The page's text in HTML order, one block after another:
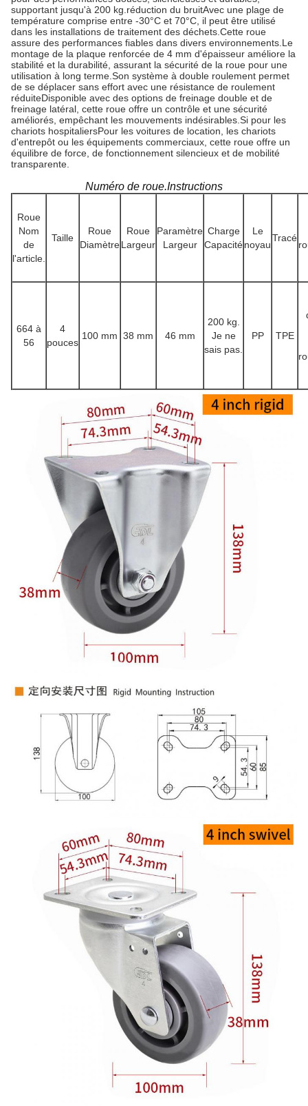
supportant jusqu'à 200 kg.réduction du bruitAvec une plage de
température comprise entre -30°C et 70°C, il peut être utilisé
dans les installations de traitement des déchets.Cette roue
assure des performances fiables dans divers environnements.Le
montage de la plaque renforcée de 4 mm d'épaisseur améliore la
stabilité et la durabilité, assurant la sécurité de la roue pour une
utilisation à long terme.Son système à double roulement permet
de se déplacer sans effort avec une résistance de roulement
réduiteDisponible avec des options de freinage double et de
freinage latéral, cette roue offre un contrôle et une sécurité
améliorés, empêchant les mouvements indésirables.Si pour les
chariots hospitaliersPour les voitures de location, les chariots
d'entrepôt ou les équipements commerciaux, cette roue offre un
équilibre de force, de fonctionnement silencieux et de mobilité
transparente.
Numéro de roue.Instructions
Roue
Nom
de
l'article.
Taille
Roue
Diamètre
Roue
Largeur
Paramètre
Largeur
Charge
Capacité
Le
noyau
Tracé
664 à
56
4
pouces
100 mm 38 mm 46 mm
200 kg.
Je ne
sais pas.
PP TPE